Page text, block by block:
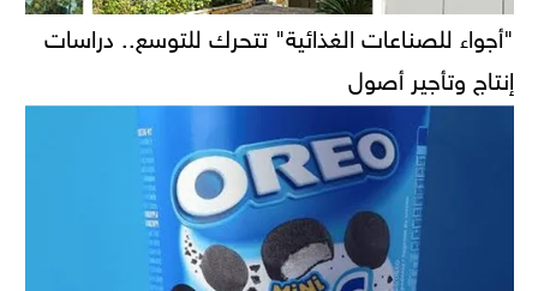
"أجواء للصناعات الغذائية" تتحرك للتوسع.. دراسات
إنتاج وتأجير أصول